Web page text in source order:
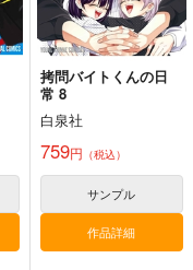
拷問バイトくんの日
常 8
白泉社
759円 （税込）
サンプル
作品詳細